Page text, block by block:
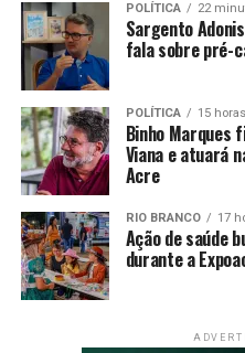
POLÍTICA 22
Sargento
fala sobre pré-
POLÍTICA 15
Binho Marques
Viana e atuará
Acre
RIO BRANCO 17
Ação de saúde
durante a